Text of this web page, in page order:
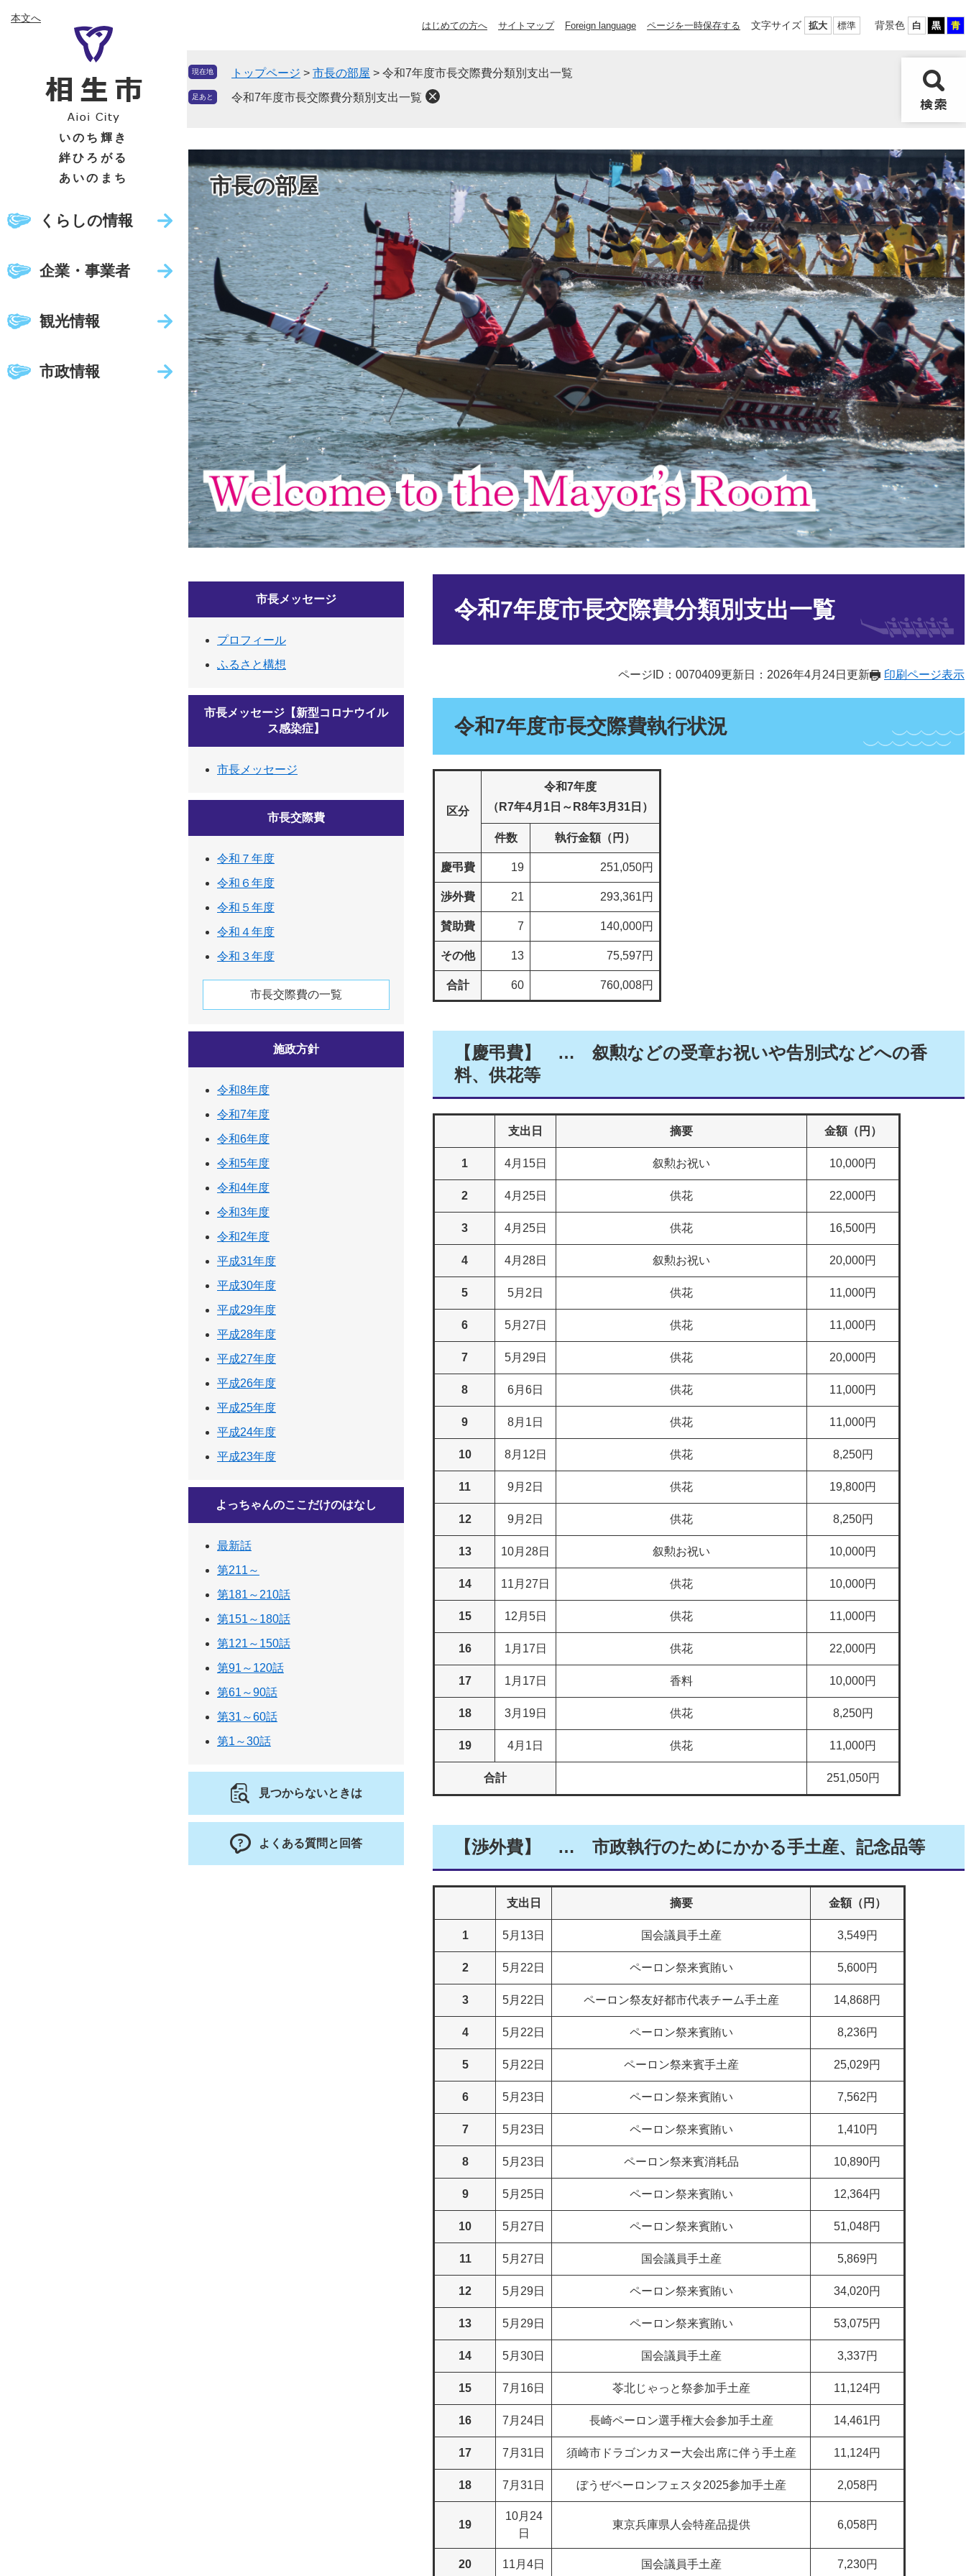
ー
ニ
本文へ
いのち輝き
絆ひろがる
あいのまち
くらしの情報
企業・事業者
観光情報
市政情報
はじめての方へ サイトマップ Foreign language ページを一時保存する 文字サイズ 拡大 標準 背景色 白 黒 青
現在地 トップページ > 市長の部屋 > 令和7年度市長交際費分類別支出一覧
足あと 令和7年度市長交際費分類別支出一覧
市長の部屋
令和7年度市長交際費分類別支出一覧
ページID：0070409更新日：2026年4月24日更新 印刷ページ表示
令和7年度市長交際費執行状況
区分
令和7年度
（R7年4月1日～R8年3月31日）
件数 執行金額（円）
慶弔費 19 251,050円
渉外費 21 293,361円
賛助費 7 140,000円
その他 13 75,597円
合計 60 760,008円
【慶弔費】 … 叙勲などの受章お祝いや告別式などへの香
料、供花等
支出日 摘要 金額（円）
1 4月15日 叙勲お祝い 10,000円
2 4月25日 供花 22,000円
3 4月25日 供花 16,500円
4 4月28日 叙勲お祝い 20,000円
5 5月2日 供花 11,000円
6 5月27日 供花 11,000円
7 5月29日 供花 20,000円
8 6月6日 供花 11,000円
9 8月1日 供花 11,000円
10 8月12日 供花 8,250円
11 9月2日 供花 19,800円
12 9月2日 供花 8,250円
13 10月28日 叙勲お祝い 10,000円
14 11月27日 供花 10,000円
15 12月5日 供花 11,000円
16 1月17日 供花 22,000円
17 1月17日 香料 10,000円
18 3月19日 供花 8,250円
19 4月1日 供花 11,000円
合計 251,050円
【渉外費】 … 市政執行のためにかかる手土産、記念品等
支出日 摘要 金額（円）
1 5月13日 国会議員手土産 3,549円
2 5月22日 ペーロン祭来賓賄い 5,600円
3 5月22日 ペーロン祭友好都市代表チーム手土産 14,868円
4 5月22日 ペーロン祭来賓賄い 8,236円
5 5月22日 ペーロン祭来賓手土産 25,029円
6 5月23日 ペーロン祭来賓賄い 7,562円
7 5月23日 ペーロン祭来賓賄い 1,410円
8 5月23日 ペーロン祭来賓消耗品 10,890円
9 5月25日 ペーロン祭来賓賄い 12,364円
10 5月27日 ペーロン祭来賓賄い 51,048円
11 5月27日 国会議員手土産 5,869円
12 5月29日 ペーロン祭来賓賄い 34,020円
13 5月29日 ペーロン祭来賓賄い 53,075円
14 5月30日 国会議員手土産 3,337円
15 7月16日 苓北じゃっと祭参加手土産 11,124円
16 7月24日 長崎ペーロン選手権大会参加手土産 14,461円
17 7月31日 須崎市ドラゴンカヌー大会出席に伴う手土産 11,124円
18 7月31日 ぼうぜペーロンフェスタ2025参加手土産 2,058円
19
10月24
日
東京兵庫県人会特産品提供 6,058円
20 11月4日 国会議員手土産 7,230円
市長メッセージ
プロフィール
ふるさと構想
市長メッセージ【新型コロナウイル
ス感染症】
市長メッセージ
市長交際費
令和７年度
令和６年度
令和５年度
令和４年度
令和３年度
市長交際費の一覧
施政方針
令和8年度
令和7年度
令和6年度
令和5年度
令和4年度
令和3年度
令和2年度
平成31年度
平成30年度
平成29年度
平成28年度
平成27年度
平成26年度
平成25年度
平成24年度
平成23年度
よっちゃんのここだけのはなし
最新話
第211～
第181～210話
第151～180話
第121～150話
第91～120話
第61～90話
第31～60話
第1～30話
見つからないときは
よくある質問と回答